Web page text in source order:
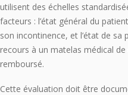
utilisent des échelles
facteurs : l’état général du
son incontinence, et l’état de sa
recours à un matelas médical
remboursé.
Cette évaluation doit être